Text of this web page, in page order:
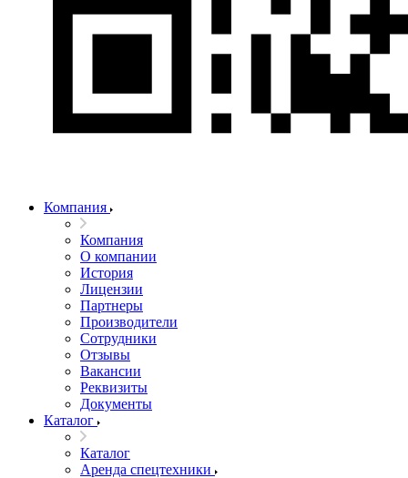
Компания
Компания
О компании
История
Лицензии
Партнеры
Производители
Сотрудники
Отзывы
Вакансии
Реквизиты
Документы
Каталог
Каталог
Аренда спецтехники